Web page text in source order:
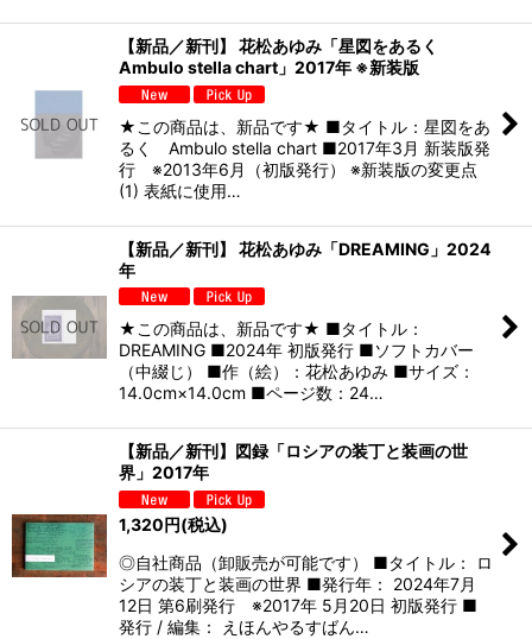
【新品／新刊】 花松あゆみ「星図をあるく
Ambulo stella chart」2017年 ※新装版
★この商品は、新品です★ ■タイトル：星図をあ
るく Ambulo stella chart ■2017年3月 新装版発
行 ※2013年6月（初版発行） ※新装版の変更点
(1) 表紙に使用…
【新品／新刊】 花松あゆみ「DREAMING」2024
年
★この商品は、新品です★ ■タイトル：
DREAMING ■2024年 初版発行 ■ソフトカバー
（中綴じ） ■作（絵）：花松あゆみ ■サイズ：
14.0cm×14.0cm ■ページ数：24…
【新品／新刊】図録「ロシアの装丁と装画の世
界」2017年
1,320円(税込)
◎自社商品（卸販売が可能です） ■タイトル： ロ
シアの装丁と装画の世界 ■発行年： 2024年7月
12日 第6刷発行 ※2017年 5月20日 初版発行 ■
発行 / 編集： えほんやるすばん…